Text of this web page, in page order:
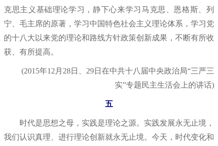
克思主义基础理论学习，静下心来学习马克思、恩格斯、列
宁、毛主席的原著，学习中国特色社会主义理论体系，学习党
的十八大以来党的理论和路线方针政策创新成果，不断有所收
获、有所提高。
(2015年12月28日、29日在中共十八届中央政治局“三严三
实”专题民主生活会上的讲话)
五
时代是思想之母，实践是理论之源。实践发展永无止境，
我们认识真理、进行理论创新就永无止境。今天，时代变化和